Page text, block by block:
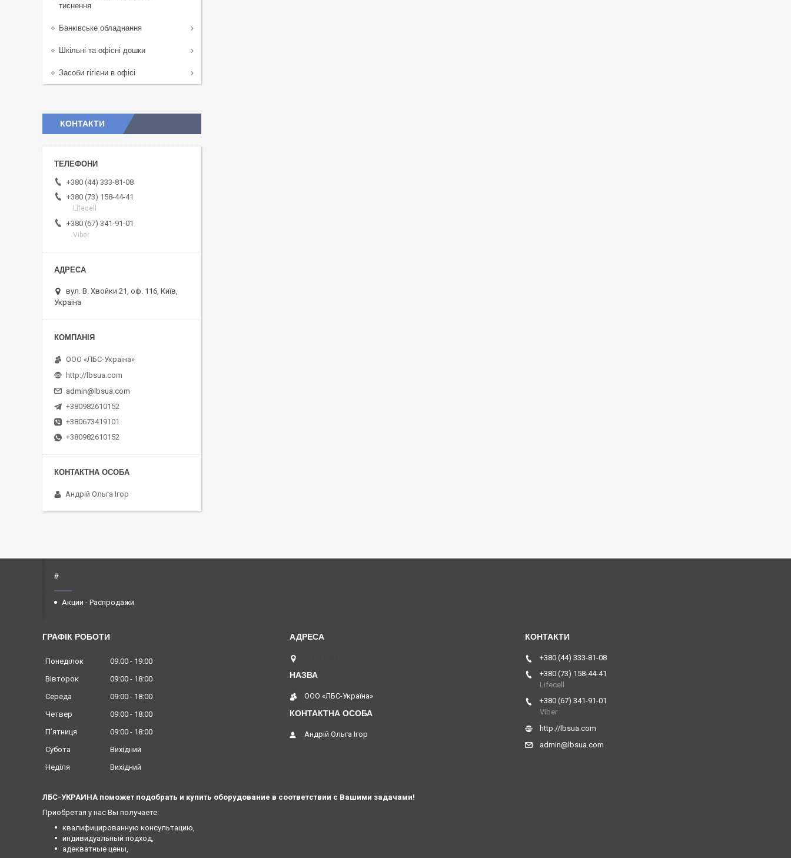
тиснення
Банківське обладнання
Шкільні та офісні дошки
Засоби гігієни в офісі
КОНТАКТИ
+380 (44) 333-81-08
+380 (73) 158-44-41
Lifecell
+380 (67) 341-91-01
Viber
вул. В. Хвойки 21, оф. 116, Київ,
Україна
ООО «ЛБС-Україна»
http://lbsua.com
admin@lbsua.com
+380982610152
+380673419101
+380982610152
Андрій Ольга Ігор
#
Акции - Распродажи
ГРАФІК РОБОТИ
Понеділок 09:00
19:00
Вівторок
09:00
18:00
Середа
09:00
18:00
Четвер
09:00
18:00
Пʼятниця
09:00
18:00
Субота
Вихідний
Неділя
Вихідний
ООО «ЛБС-Україна»
Андрій Ольга Ігор
+380 (44) 333-81-08
+380 (73) 158-44-41
Lifecell
+380 (67) 341-91-01
Viber
http://lbsua.com
admin@lbsua.com
ЛБС-УКРАИНА поможет подобрать и купить оборудование в соответствии с Вашими задачами!
Приобретая у нас Вы получаете:
квалифицированную консультацию,
индивидуальный подход,
адекватные цены,